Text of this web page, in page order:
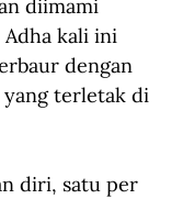
diimami
kali ini
dengan
yang terletak di
diri, satu per